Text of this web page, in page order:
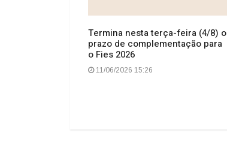
Termina nesta terça-feira (4/8) o
prazo de complementação para
o Fies 2026
11/06/2026 15:26